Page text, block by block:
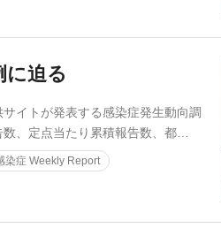
に迫る
イトが発表する感染症発生動向調
、定点当たり累積報告数、都…
染症 Weekly Report